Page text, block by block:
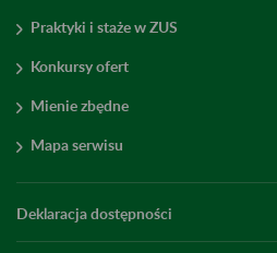
Praktyki i staże w ZUS
Konkursy ofert
Mienie zbędne
Mapa serwisu
Deklaracja dostępności